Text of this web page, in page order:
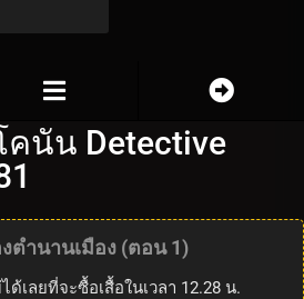
นัน Detective
ตำนานเมือง (ตอน 1)
เลยที่จะซื้อเสื้อในเวลา 12.28 น.